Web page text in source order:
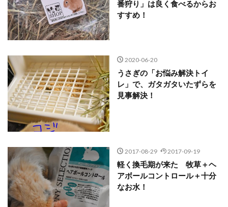
番狩り」は良く食べるからお
すすめ！
2020-06-20
うさぎの「お悩み解決トイ
レ」で、ガタガタいたずらを
見事解決！
2017-08-29 2017-09-19
軽く換毛期が来た 牧草＋ヘ
アボールコントロール＋十分
なお水！